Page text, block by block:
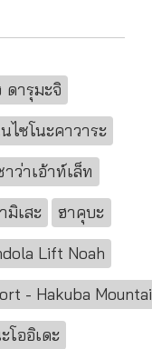
ดารุมะจิ
ไซโนะคาวาระ
ว่าเอ้าท์เล็ท
มิเสะ
ฮาคุบะ
Lift Noah
- Hakuba
โออิเดะ